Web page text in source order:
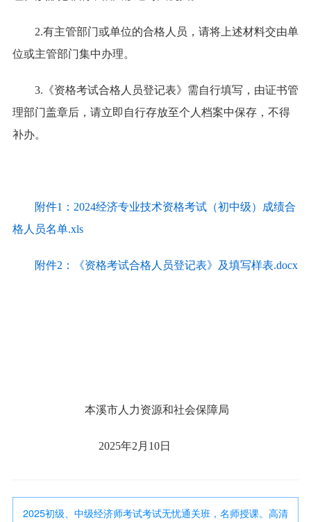
2.有主管部门或单位的合格人员，请将上述材料交由单
位或主管部门集中办理。
3.《资格考试合格人员登记表》需自行填写，由证书管
理部门盖章后，请立即自行存放至个人档案中保存，不得
补办。
附件1：2024经济专业技术资格考试（初中级）成绩合
格人员名单.xls
附件2：《资格考试合格人员登记表》及填写样表.docx
本溪市人力资源和社会保障局
2025年2月10日
2025初级、中级经济师考试考试无忧通关班，名师授课。高清